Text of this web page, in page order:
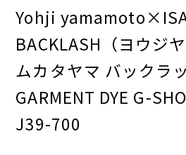
Yohji
BACKLASH（ヨウジ
ムカタヤマ バックラ
GARMENT DYE G-
J39-700